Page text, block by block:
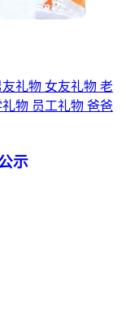
友礼物 女友礼物 老
礼物 员工礼物 爸爸
示